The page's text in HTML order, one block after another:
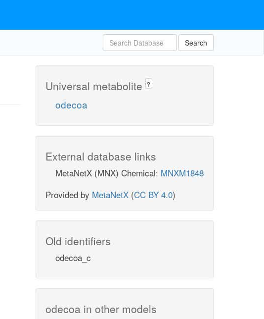
Search
Universal metabolite ?
odecoa
External database links
MetaNetX (MNX) Chemical: MNXM1848
Provided by MetaNetX (CC BY 4.0)
Old identifiers
odecoa_c
odecoa in other models